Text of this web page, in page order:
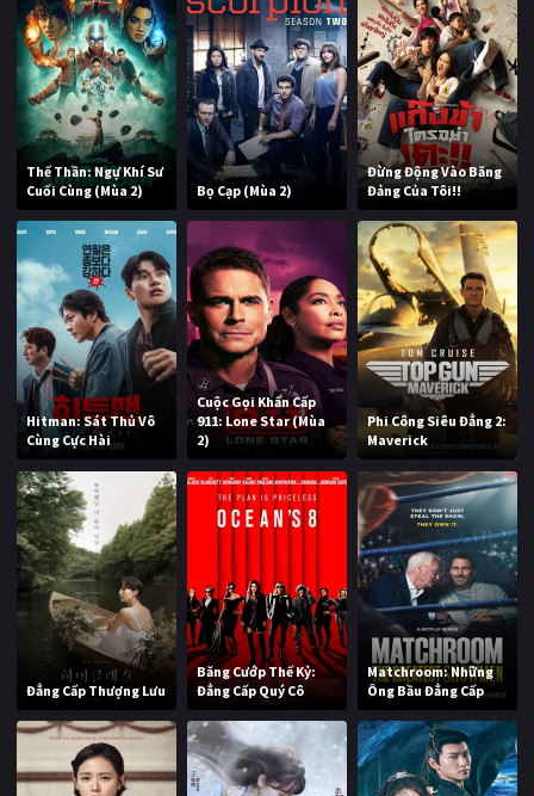
Thế Thần: Ngự Khí Sư
Cuối Cùng (Mùa 2)
Bọ Cạp (Mùa 2)
Đừng Động Vào Băng
Đảng Của Tôi!!
Hitman: Sát Thủ Vô
Cùng Cực Hài
Cuộc Gọi Khẩn Cấp
911: Lone Star (Mùa
2)
Phi Công Siêu Đẳng 2:
Maverick
Đẳng Cấp Thượng Lưu
Băng Cướp Thế Kỷ:
Đẳng Cấp Quý Cô
Matchroom: Những
Ông Bầu Đẳng Cấp